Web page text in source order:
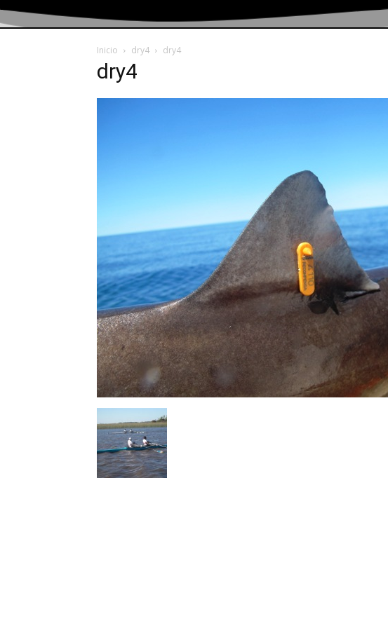
Inicio dry4 dry4
dry4